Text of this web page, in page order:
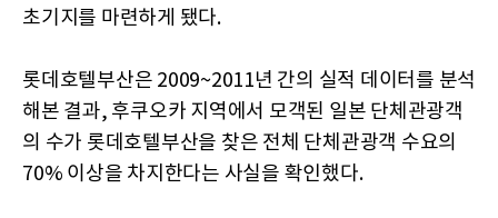
초기지를 마련하게 됐다.
롯데호텔부산은 2009~2011년 간의 실적 데이터를 분석
해본 결과, 후쿠오카 지역에서 모객된 일본 단체관광객
의 수가 롯데호텔부산을 찾은 전체 단체관광객 수요의
70% 이상을 차지한다는 사실을 확인했다.